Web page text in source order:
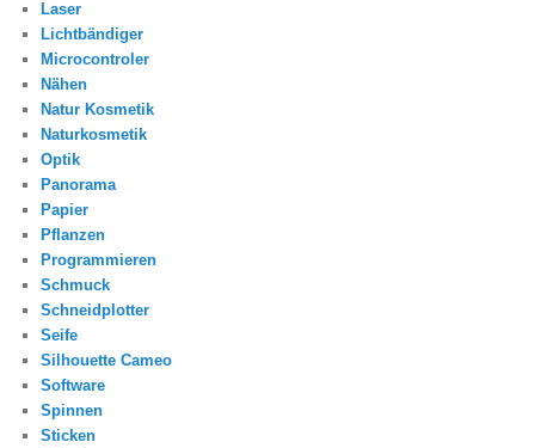
Laser
Lichtbändiger
Microcontroler
Nähen
Natur Kosmetik
Naturkosmetik
Optik
Panorama
Papier
Pflanzen
Programmieren
Schmuck
Schneidplotter
Seife
Silhouette Cameo
Software
Spinnen
Sticken